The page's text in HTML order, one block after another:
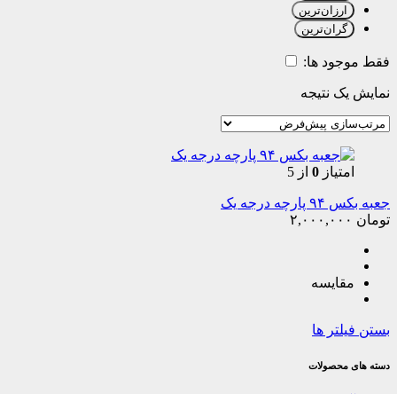
ارزان‌ترین
گران‌ترین
فقط موجود ها:
نمایش یک نتیجه
امتیاز 0 از 5
جعبه بکس ۹۴ پارچه درجه یک
تومان
مقایسه
بستن فیلتر ها
دسته های محصولات